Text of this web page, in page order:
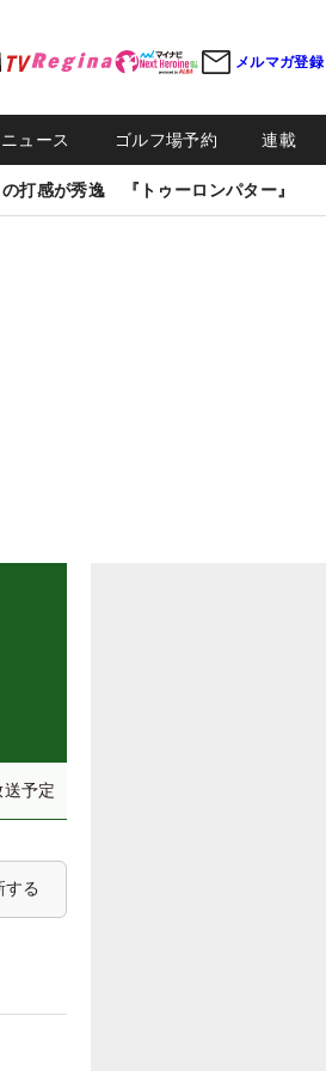
メルマガ登録
ュース ゴルフ場予約 連載
打感が秀逸 『トゥーロンパター』
予定
する